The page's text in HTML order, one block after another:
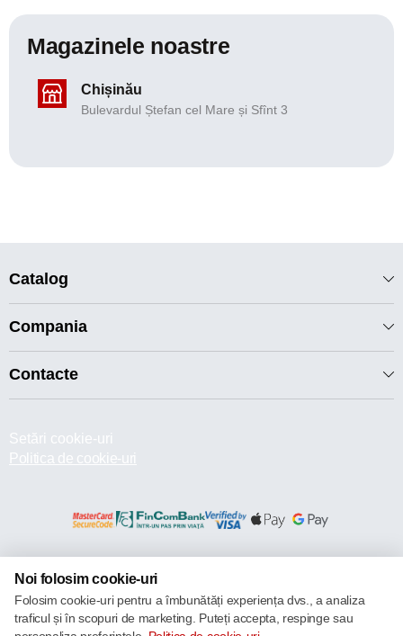
Magazinele noastre
Chișinău
Bulevardul Ștefan cel Mare și Sfînt 3
Catalog
Compania
Contacte
Setări cookie-uri
Politica de cookie-uri
Noi folosim cookie-uri
Folosim cookie-uri pentru a îmbunătăți experiența dvs., a analiza
traficul și în scopuri de marketing. Puteți accepta, respinge sau